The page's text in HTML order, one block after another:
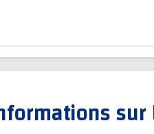
Informations